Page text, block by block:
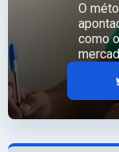
O
como